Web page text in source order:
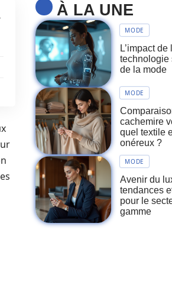
À LA UNE
MODE
L’impact de
technologie
de la mode
MODE
cachemire
quel textile
onéreux ?
MODE
Avenir du
tendances
pour le
gamme